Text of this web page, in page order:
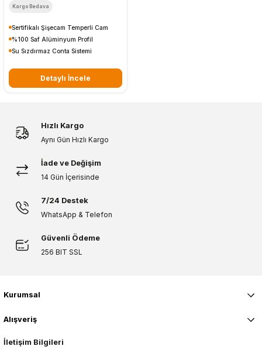
Kargo Bedava
Sertifikalı Şişecam Temperli Cam
%100 Saf Alüminyum Profil
Su Sızdırmaz Conta Sistemi
Detaylı İncele
Hızlı Kargo
Aynı Gün Hızlı Kargo
İade ve Değişim
14 Gün İçerisinde
7/24 Destek
WhatsApp & Telefon
Güvenli Ödeme
256 BIT SSL
İletişim Bilgileri
Kurumsal
Alışveriş